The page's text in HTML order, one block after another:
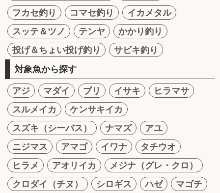
フカセ釣り
コマセ釣り
イカメタル
スッテ＆ツノ
テンヤ
かかり釣り
投げ＆ちょい投げ釣り
サビキ釣り
対象魚から探す
アジ マダイ ブリ イサキ
ヒラマサ
スルメイカ
ケンサキイカ
スズキ（シーバス）
ナマズ
アユ
ニジマス
アマゴ イワナ
タチウオ
ヒラメ
アオリイカ
メジナ（グレ・クロ）
クロダイ（チヌ）
シロギス ハゼ
マゴチ